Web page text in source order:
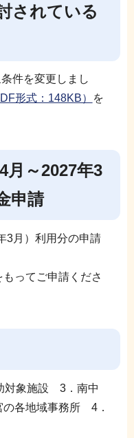
されている
件を変更しまし
形式：148KB）
を
月～2027年3
申請
3月）利用分の申請
ってご申請くださ
対象施設 3．南中
の各地域事務所 4．